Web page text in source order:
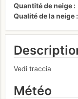
Quantité de neige
Qualité de la neige
Vedi traccia
Météo